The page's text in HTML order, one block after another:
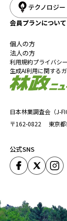
日本林業調査会（J-
〒162-0822
東京
公式SNS
テクノロジー
会員プランについて
個人の方
法人の方
利用規約プライバシ
生成AI利用に関する